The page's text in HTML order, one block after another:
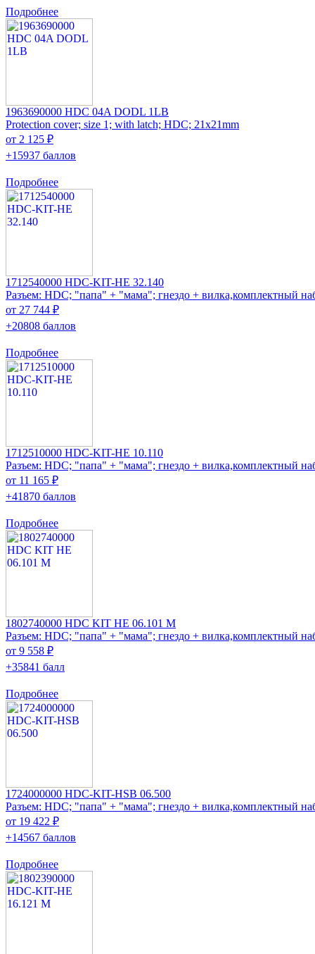
Подробнее
1963690000 HDC 04A DODL 1LB
Protection cover; size 1; with latch; HDC; 21x21mm
от 2 125 ₽
+15937 баллов
Подробнее
1712540000 HDC-KIT-HE 32.140
Разъем: HDC; "папа" + "мама"; гнездо + вилка,комплектный
от 27 744 ₽
+20808 баллов
Подробнее
1712510000 HDC-KIT-HE 10.110
Разъем: HDC; "папа" + "мама"; гнездо + вилка,комплектный
от 11 165 ₽
+41870 баллов
Подробнее
1802740000 HDC KIT HE 06.101 M
Разъем: HDC; "папа" + "мама"; гнездо + вилка,комплектный
от 9 558 ₽
+35841 балл
Подробнее
1724000000 HDC-KIT-HSB 06.500
Разъем: HDC; "папа" + "мама"; гнездо + вилка,комплектный
от 19 422 ₽
+14567 баллов
Подробнее